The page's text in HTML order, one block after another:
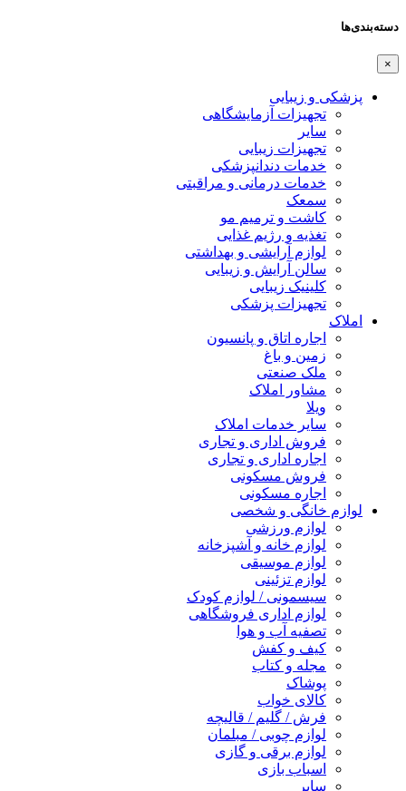
دسته‌بندی‌ها
×
پزشکی و زیبایی
تجهیزات آزمایشگاهی
سایر
تجهیزات زیبایی
خدمات دندانپزشکی
خدمات درمانی و مراقبتی
سمعک
کاشت و ترمیم مو
تغذیه و رژیم غذایی
لوازم آرایشی و بهداشتی
سالن آرایش و زیبایی
کلینیک زیبایی
تجهیزات پزشکی
املاک
اجاره اتاق و پانسیون
زمین و باغ
ملک صنعتی
مشاور املاک
ویلا
سایر خدمات املاک
فروش اداری و تجاری
اجاره اداری و تجاری
فروش مسکونی
اجاره مسکونی
لوازم خانگی و شخصی
لوازم ورزشی
لوازم خانه و آشپزخانه
لوازم موسیقی
لوازم تزئینی
سیسمونی / لوازم کودک
لوازم اداری فروشگاهی
تصفیه آب و هوا
کیف و کفش
مجله و کتاب
پوشاک
کالای خواب
فرش / گلیم / قالیچه
لوازم چوبی / مبلمان
لوازم برقی و گازی
اسباب بازی
سایر